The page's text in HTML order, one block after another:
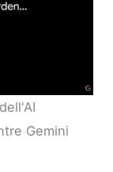
Gemini